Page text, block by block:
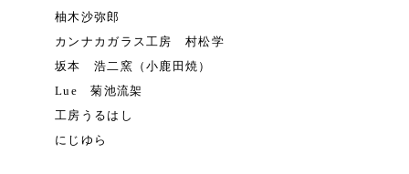
柚木沙弥郎
カンナカガラス工房 村松学
坂本 浩二窯（小鹿田焼）
Lue 菊池流架
工房うるはし
にじゆら